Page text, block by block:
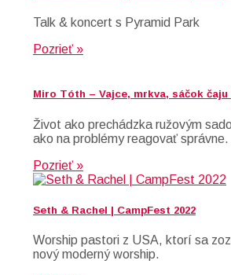
Talk & koncert s Pyramid Park
Pozrieť »
Miro Tóth – Vajce, mrkva, sáčok čaju
Život ako prechádzka ružovým
ako na problémy reagovať správne.
Pozrieť »
Seth & Rachel | CampFest 2022
Worship pastori z USA, ktorí sa
nový moderný worship.